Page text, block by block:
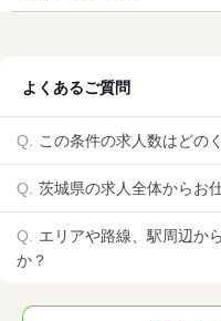
よくあるご質問
この条件の求人数はどの
茨城県の求人全体からお
エリアや路線、駅周辺か
か？